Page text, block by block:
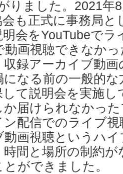
りました。2021年
も正式に事務局と
会をYouTubeで
動画視聴できなか
収録アーカイブ動
になる前の一般的
て説明会を実施
届けられなかっ
配信でのライブ
動画視聴というハ
間と場所の制約
ができました。